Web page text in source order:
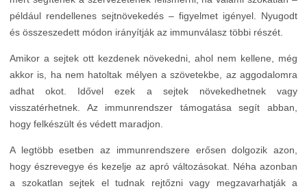
például rendellenes sejtnövekedés – figyelmet igényel. Nyugodt
és összeszedett módon irányítják az immunválasz többi részét.
Amikor a sejtek ott kezdenek növekedni, ahol nem kellene, még
akkor is, ha nem hatoltak mélyen a szövetekbe, az aggodalomra
adhat okot. Idővel ezek a sejtek növekedhetnek vagy
visszatérhetnek. Az immunrendszer támogatása segít abban,
hogy felkészült és védett maradjon.
A legtöbb esetben az immunrendszere erősen dolgozik azon,
hogy észrevegye és kezelje az apró változásokat. Néha azonban
a szokatlan sejtek el tudnak rejtőzni vagy megzavarhatják a